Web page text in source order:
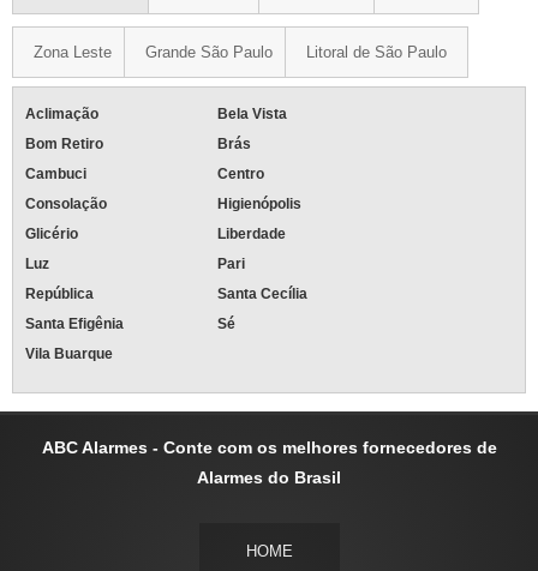
Zona Leste Grande São Paulo Litoral de São Paulo
Aclimação
Bela Vista
Bom Retiro
Brás
Cambuci
Centro
Consolação
Higienópolis
Glicério
Liberdade
Luz
Pari
República
Santa Cecília
Santa Efigênia
Sé
Vila Buarque
ABC Alarmes - Conte com os melhores fornecedores de
Alarmes do Brasil
HOME